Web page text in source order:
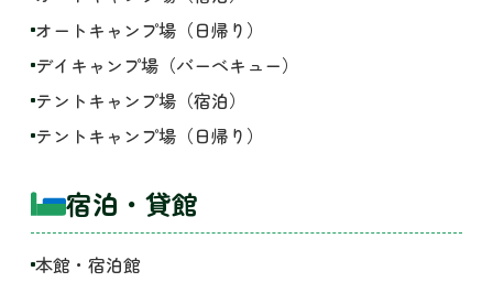
オートキャンプ場（日帰り）
デイキャンプ場（バーベキュー）
テントキャンプ場（宿泊）
テントキャンプ場（日帰り）
宿泊・貸館
本館・宿泊館